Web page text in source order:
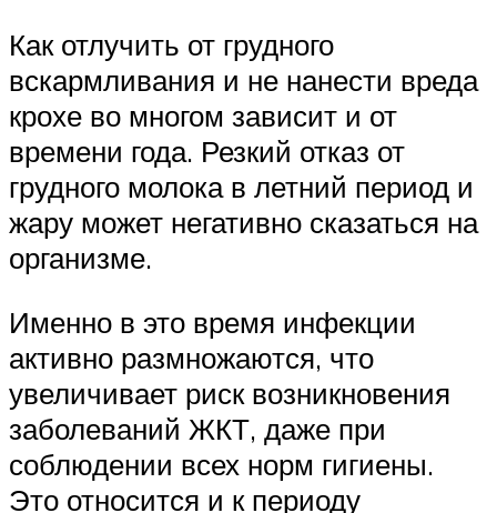
Как отлучить от грудного
вскармливания и не нанести вреда
крохе во многом зависит и от
времени года. Резкий отказ от
грудного молока в летний период и
жару может негативно сказаться на
организме.
Именно в это время инфекции
активно размножаются, что
увеличивает риск возникновения
заболеваний ЖКТ, даже при
соблюдении всех норм гигиены.
Это относится и к периоду